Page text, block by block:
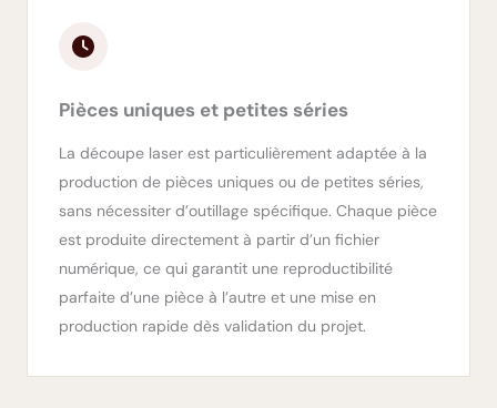
Pièces uniques et petites séries
La découpe laser est particulièrement adaptée à la
production de pièces uniques ou de petites séries,
sans nécessiter d’outillage spécifique. Chaque pièce
est produite directement à partir d’un fichier
numérique, ce qui garantit une reproductibilité
parfaite d’une pièce à l’autre et une mise en
production rapide dès validation du projet.